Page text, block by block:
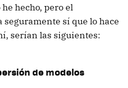
hecho, pero el
sí que lo hace
serían las siguientes:
de modelos